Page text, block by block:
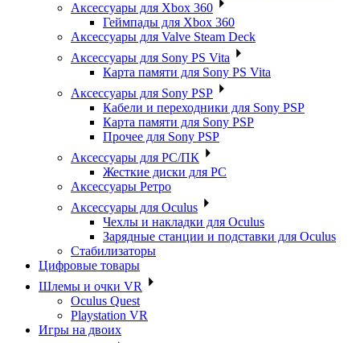
Аксессуары для Xbox 360
Геймпады для Xbox 360
Аксессуары для Valve Steam Deck
Аксессуары для Sony PS Vita
Карта памяти для Sony PS Vita
Аксессуары для Sony PSP
Кабели и переходники для Sony PSP
Карта памяти для Sony PSP
Прочее для Sony PSP
Аксессуары для PC/ПК
Жесткие диски для PC
Аксессуары Ретро
Аксессуары для Oculus
Чехлы и накладки для Oculus
Зарядные станции и подставки для Oculus
Стабилизаторы
Цифровые товары
Шлемы и очки VR
Oculus Quest
Playstation VR
Игры на двоих